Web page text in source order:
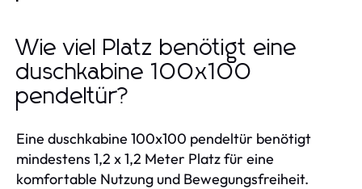
Wie viel Platz benötigt eine
duschkabine 100x100
pendeltür?
Eine duschkabine 100x100 pendeltür benötigt
mindestens 1,2 x 1,2 Meter Platz für eine
komfortable Nutzung und Bewegungsfreiheit.